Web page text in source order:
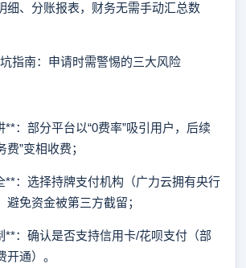
细、分账报表，财务无需手动汇总数
南：申请时需警惕的三大风险
部分平台以“0费率”吸引用户，后续
费”变相收费；
选择持牌支付机构（广力云拥有央行
避免资金被第三方截留；
确认是否支持信用卡/花呗支付（部
通）。